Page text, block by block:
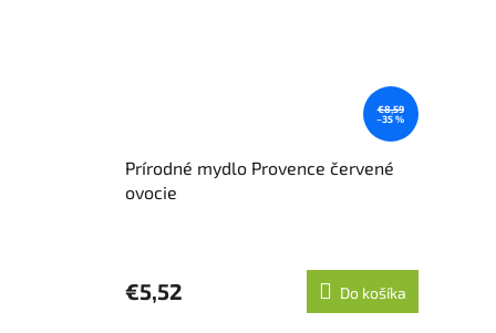
€8,59
–35 %
Prírodné mydlo Provence červené
ovocie
€5,52 Do košíka